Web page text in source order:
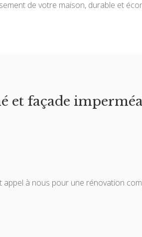
de votre maison, durable et
et façade
appel à nous pour une rénovation